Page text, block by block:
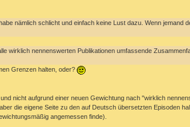
nämlich schlicht und einfach keine Lust dazu. Wenn jemand
wirklich nennenswerten Publikationen umfassende
Grenzen halten, oder?
nicht aufgrund einer neuen Gewichtung nach "wirklich
die eigene Seite zu den auf Deutsch übersetzten Episoden
angemessen finde).